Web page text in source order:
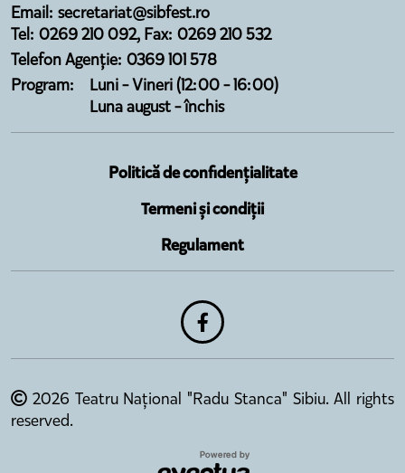
Email: secretariat@sibfest.ro
Tel: 0269 210 092, Fax: 0269 210 532
Telefon Agenție: 0369 101 578
Program:
Luni - Vineri (12:00 - 16:00)
Luna august - închis
Politică de confidențialitate
Termeni și condiții
Regulament
2026 Teatru Național "Radu Stanca" Sibiu. All rights
reserved.